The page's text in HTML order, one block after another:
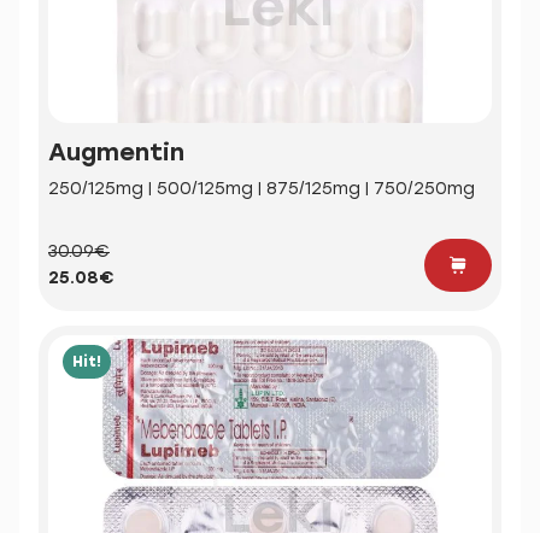
Augmentin
250/125mg | 500/125mg | 875/125mg | 750/250mg
30.09€
25.08€
Hit!